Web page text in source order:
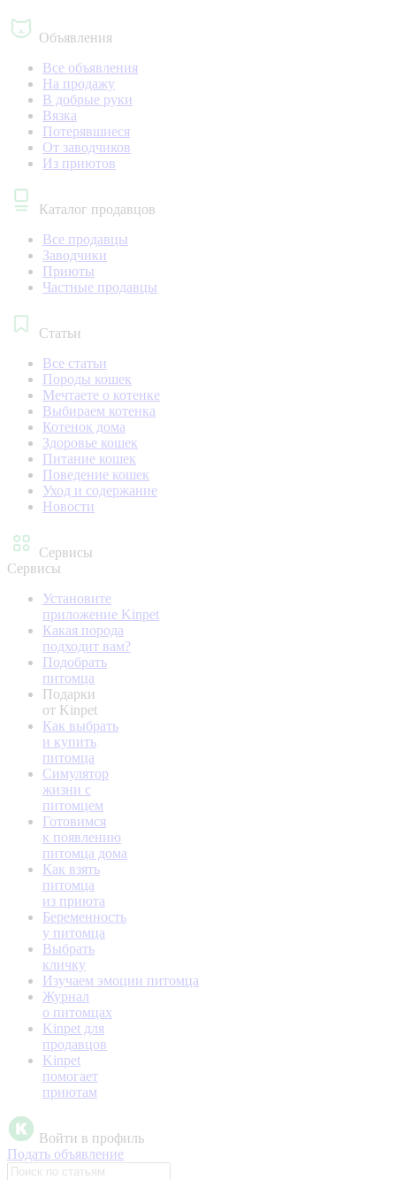
Объявления
Все объявления
На продажу
В добрые руки
Вязка
Потерявшиеся
От заводчиков
Из приютов
Каталог продавцов
Все продавцы
Заводчики
Приюты
Частные продавцы
Статьи
Все статьи
Породы кошек
Мечтаете о котенке
Выбираем котенка
Котенок дома
Здоровье кошек
Питание кошек
Поведение кошек
Уход и содержание
Новости
Сервисы
Сервисы
Установите
приложение Kinpet
Какая порода
подходит вам?
Подобрать
питомца
Подарки
от Kinpet
Как выбрать
и купить
питомца
Симулятор
жизни с
питомцем
Готовимся
к появлению
питомца дома
Как взять
питомца
из приюта
Беременность
у питомца
Выбрать
кличку
Изучаем эмоции питомца
Журнал
о питомцах
Kinpet для
продавцов
Kinpet
помогает
приютам
Войти в профиль
Подать объявление